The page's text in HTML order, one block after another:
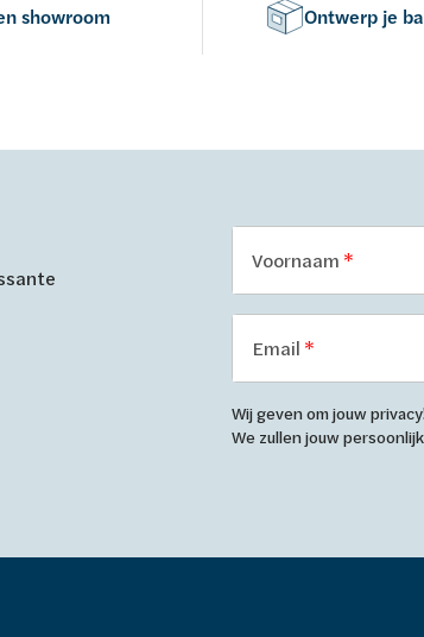
showroom Ontwerp je
Voornaam
Email
Wij geven om jouw
We zullen jouw